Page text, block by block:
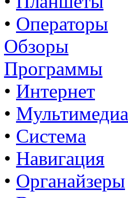
• Операторы
Обзоры
Программы
• Интернет
• Мультимедиа
• Система
• Навигация
• Органайзеры